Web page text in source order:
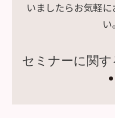
いましたらお気軽
い。
セミナーに関